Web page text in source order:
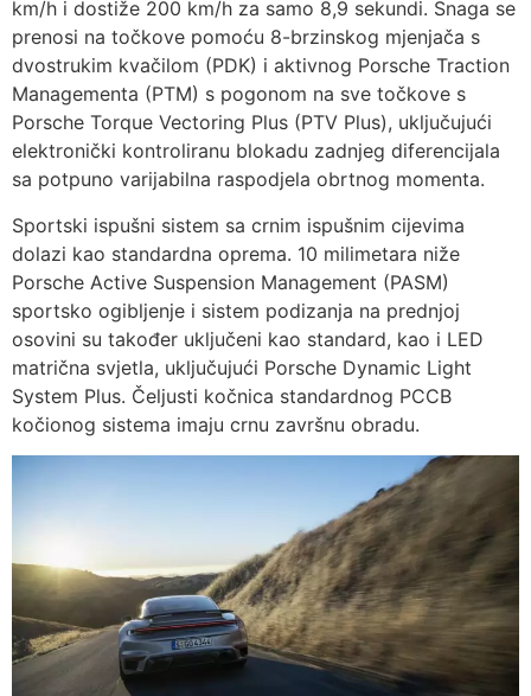
km/h i dostiže 200 km/h za samo 8,9 sekundi. Snaga se
prenosi na točkove pomoću 8-brzinskog mjenjača s
dvostrukim kvačilom (PDK) i aktivnog Porsche Traction
Managementa (PTM) s pogonom na sve točkove s
Porsche Torque Vectoring Plus (PTV Plus), uključujući
elektronički kontroliranu blokadu zadnjeg diferencijala
sa potpuno varijabilna raspodjela obrtnog momenta.
Sportski ispušni sistem sa crnim ispušnim cijevima
dolazi kao standardna oprema. 10 milimetara niže
Porsche Active Suspension Management (PASM)
sportsko ogibljenje i sistem podizanja na prednjoj
osovini su također uključeni kao standard, kao i LED
matrična svjetla, uključujući Porsche Dynamic Light
System Plus. Čeljusti kočnica standardnog PCCB
kočionog sistema imaju crnu završnu obradu.